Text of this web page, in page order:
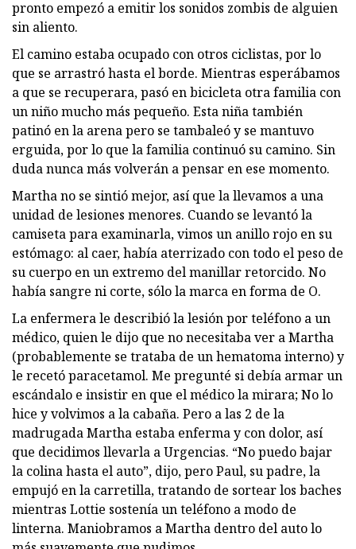
pronto empezó a emitir los sonidos zombis de alguien
sin aliento.
El camino estaba ocupado con otros ciclistas, por lo
que se arrastró hasta el borde. Mientras esperábamos
a que se recuperara, pasó en bicicleta otra familia con
un niño mucho más pequeño. Esta niña también
patinó en la arena pero se tambaleó y se mantuvo
erguida, por lo que la familia continuó su camino. Sin
duda nunca más volverán a pensar en ese momento.
Martha no se sintió mejor, así que la llevamos a una
unidad de lesiones menores. Cuando se levantó la
camiseta para examinarla, vimos un anillo rojo en su
estómago: al caer, había aterrizado con todo el peso de
su cuerpo en un extremo del manillar retorcido. No
había sangre ni corte, sólo la marca en forma de O.
La enfermera le describió la lesión por teléfono a un
médico, quien le dijo que no necesitaba ver a Martha
(probablemente se trataba de un hematoma interno) y
le recetó paracetamol. Me pregunté si debía armar un
escándalo e insistir en que el médico la mirara; No lo
hice y volvimos a la cabaña. Pero a las 2 de la
madrugada Martha estaba enferma y con dolor, así
que decidimos llevarla a Urgencias. “No puedo bajar
la colina hasta el auto”, dijo, pero Paul, su padre, la
empujó en la carretilla, tratando de sortear los baches
mientras Lottie sostenía un teléfono a modo de
linterna. Maniobramos a Martha dentro del auto lo